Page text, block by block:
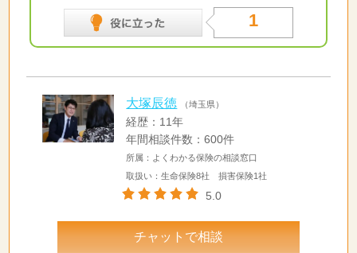
1
大塚辰徳 （埼玉県）
経歴：11年
年間相談件数：600件
所属：よくわかる保険の相談窓口
取扱い：生命保険8社 損害保険1社
5.0
チャットで相談